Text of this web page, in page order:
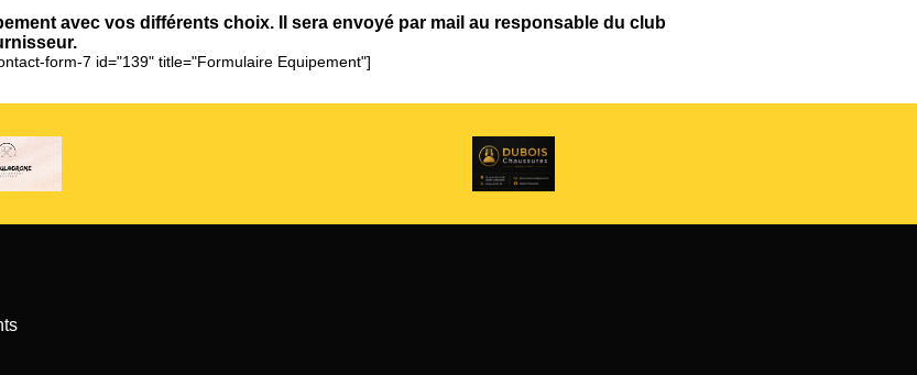
avec vos différents choix. Il sera envoyé par mail au responsable du club
form-7 id="139" title="Formulaire Equipement"]